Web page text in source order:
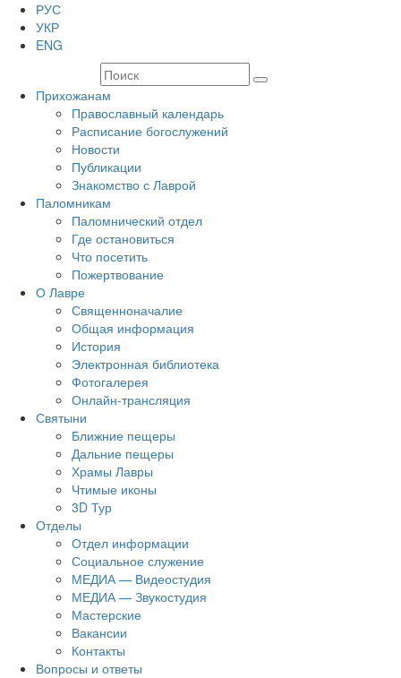
РУС
УКР
ENG
Прихожанам
Православный календарь
Расписание богослужений
Новости
Публикации
Знакомство с Лаврой
Паломникам
Паломнический отдел
Где остановиться
Что посетить
Пожертвование
О Лавре
Священноначалие
Общая информация
История
Электронная библиотека
Фотогалерея
Онлайн-трансляция
Святыни
Ближние пещеры
Дальние пещеры
Храмы Лавры
Чтимые иконы
3D Тур
Отделы
Отдел информации
Социальное служение
МЕДИА — Видеостудия
МЕДИА — Звукостудия
Мастерские
Вакансии
Контакты
Вопросы и ответы